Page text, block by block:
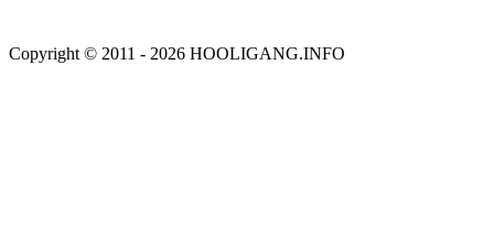
Copyright © 2011 - 2026 HOOLIGANG.INFO